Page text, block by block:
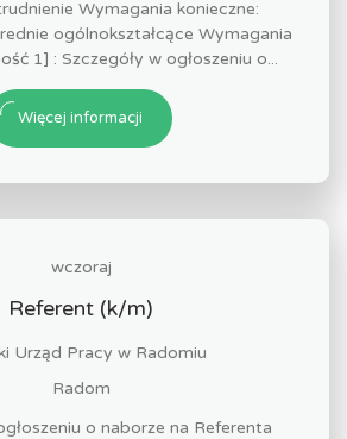
Wymagania konieczne:
ogólnokształcące Wymagania
1] : Szczegóły w ogłoszeniu o...
Więcej informacji
wczoraj
Referent (k/m)
Urząd Pracy w Radomiu
Radom
o naborze na Referenta